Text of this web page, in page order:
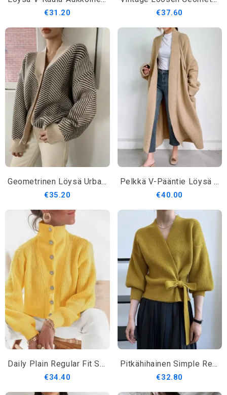
€31.20 €37.60
Geometrinen Löysä Urban Pitkähihainen Villapaita
€35.20
Pelkkä V-Pääntie Löysä V-Pääntie Pitkähihainen Keskipitkä Villapaita
€40.00
Daily Plain Regular Fit Stand Collar Villapaita
€34.40
Pitkähihainen Simple Regular Fit Puserotakki
€32.80